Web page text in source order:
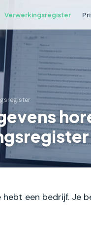
Verwerkingsregister
hebt een bedrijf. Je